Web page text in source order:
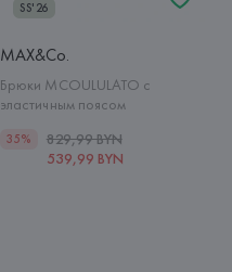
SS'26
MAX&Co.
Брюки MCOULULATO с
эластичным поясом
35%
829,99 BYN
539,99 BYN